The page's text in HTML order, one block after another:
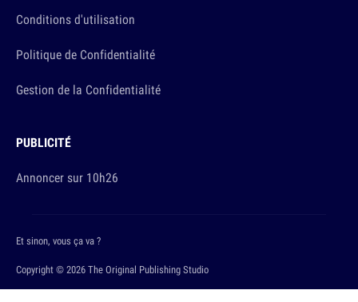
Conditions d'utilisation
Politique de Confidentialité
Gestion de la Confidentialité
PUBLICITÉ
Annoncer sur 10h26
Copyright © 2026 The Original Publishing Studio
Et sinon, vous ça va ?